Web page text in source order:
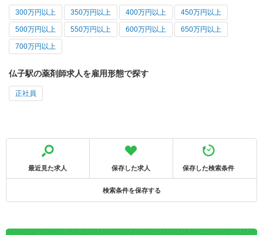
300万円以上 350万円以上 400万円以上 450万円以上
500万円以上 550万円以上 600万円以上 650万円以上
700万円以上
仏子駅の薬剤師求人を雇用形態で探す
正社員
最近見た求人 保存した求人 保存した検索条件
検索条件を保存する